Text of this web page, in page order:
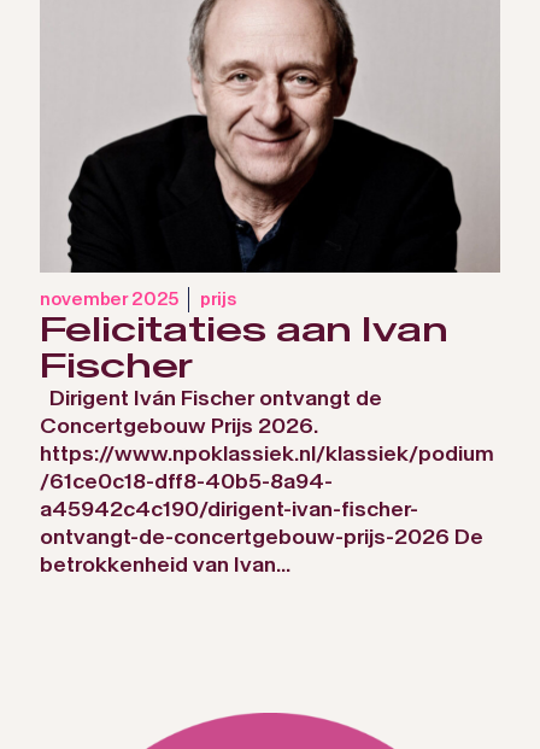
november 2025 prijs
Felicitaties aan Ivan
Fischer
Dirigent Iván Fischer ontvangt de
Concertgebouw Prijs 2026.
https://www.npoklassiek.nl/klassiek/podium
/61ce0c18-dff8-40b5-8a94-
a45942c4c190/dirigent-ivan-fischer-
ontvangt-de-concertgebouw-prijs-2026 De
betrokkenheid van Ivan...